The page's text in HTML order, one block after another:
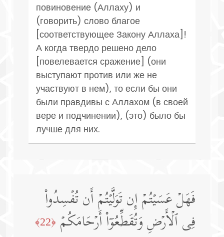
повиновение (Аллаху) и
(говорить) слово благое
[соответствующее Закону Аллаха]!
А когда твердо решено дело
[повелевается сражение] (они
выступают против или же не
участвуют в нем), то если бы они
были правдивы с Аллахом (в своей
вере и подчинении), (это) было бы
лучше для них.
فَهَلۡ عَسَیۡتُمۡ إِن تَوَلَّیۡتُمۡ أَن تُفۡسِدُوا۟
فِی ٱلۡأَرۡضِ وَتُقَطِّعُوۤا۟ أَرۡحَامَكُمۡ ﴿22﴾